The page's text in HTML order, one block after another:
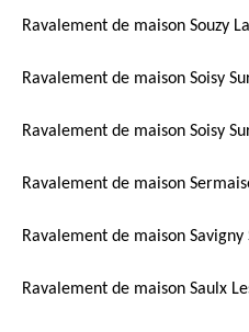
Ravalement de maison Souzy
Ravalement de maison Soisy
Ravalement de maison Soisy
Ravalement de maison
Ravalement de maison Savigny
Ravalement de maison Saulx